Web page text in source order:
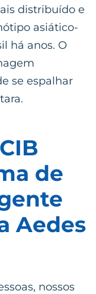
distribuído e
asiático-
há anos. O
se espalhar
de
Aedes
nossos